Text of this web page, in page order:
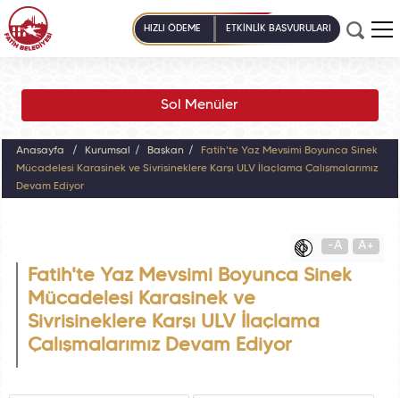
HIZLI ÖDEME ETKİNLİK BAŞVURULARI
Sol Menüler
Anasayfa Kurumsal Başkan
Fatih'te Yaz Mevsimi Boyunca Sinek
Mücadelesi Karasinek ve Sivrisineklere Karşı ULV İlaçlama Çalışmalarımız
Devam Ediyor
-A A+
Fatih'te Yaz Mevsimi Boyunca Sinek
Mücadelesi Karasinek ve
Sivrisineklere Karşı ULV İlaçlama
Çalışmalarımız Devam Ediyor